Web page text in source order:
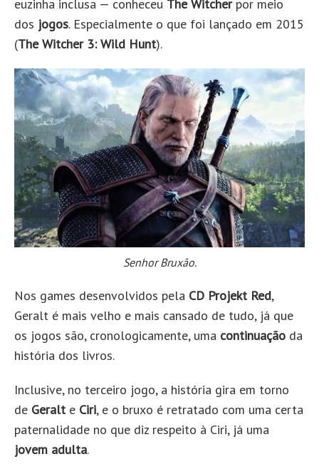
euzinha inclusa — conheceu The Witcher por meio
dos jogos. Especialmente o que foi lançado em 2015
(The Witcher 3: Wild Hunt).
Senhor Bruxão.
Nos games desenvolvidos pela CD Projekt Red,
Geralt é mais velho e mais cansado de tudo, já que
os jogos são, cronologicamente, uma continuação da
história dos livros.
Inclusive, no terceiro jogo, a história gira em torno
de Geralt e Ciri, e o bruxo é retratado com uma certa
paternalidade no que diz respeito à Ciri, já uma
jovem adulta.